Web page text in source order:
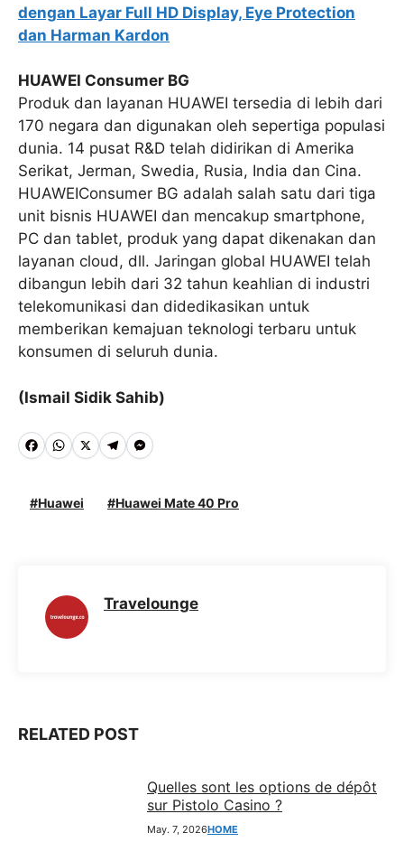
dengan Layar Full HD Display, Eye Protection
dan Harman Kardon
HUAWEI Consumer BG
Produk dan layanan HUAWEI tersedia di lebih dari
170 negara dan digunakan oleh sepertiga populasi
dunia. 14 pusat R&D telah didirikan di Amerika
Serikat, Jerman, Swedia, Rusia, India dan Cina.
HUAWEIConsumer BG adalah salah satu dari tiga
unit bisnis HUAWEI dan mencakup smartphone,
PC dan tablet, produk yang dapat dikenakan dan
layanan cloud, dll. Jaringan global HUAWEI telah
dibangun lebih dari 32 tahun keahlian di industri
telekomunikasi dan didedikasikan untuk
memberikan kemajuan teknologi terbaru untuk
konsumen di seluruh dunia.
(Ismail Sidik Sahib)
F
c
W
a
A
p
X T
l
r
M
s
n
Huawei Huawei Mate 40 Pro
Travelounge
RELATED POST
Quelles sont les options de dépôt
sur Pistolo Casino ?
May. 7, 2026HOME